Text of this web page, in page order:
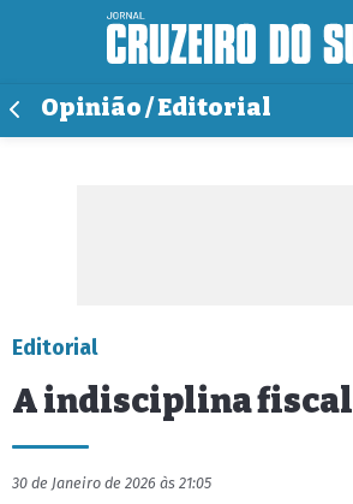
Opinião / Editorial
Editorial
A indisciplina fiscal
30 de Janeiro de 2026 às 21:05